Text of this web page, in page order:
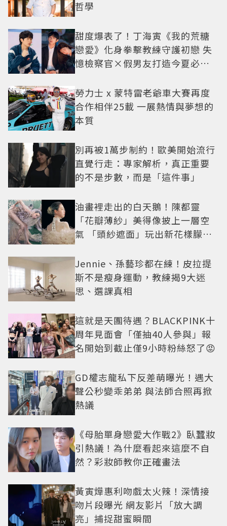
哲學
甜度爆表了！丁海寅《我的荒糖
戀愛》化身拳擊教練守護初戀 失
憶檢察官×假男友打造今夏必看
勞力士 x 蒙特雷老爺車大賽再度
合作相伴25載 一展熱情與夢想的
本質
別再被1萬步制約！歐美開始流行
直覺行走：專家解析，真正重要
的不是步數，而是「這件事」
油畫裡走出的白天鵝！陳都靈
「花瓣薄紗」美得像披上一層空
氣 「頭紗遮面」玩出新花樣朦朧
Jennie、孫藝珍都在練！皮拉提
斯不是瘦身運動，教練揭9大迷
思、選課真相
這就是天團待遇？BLACKPINK十
周年見面會「僅抽40人參與」報
名開始到截止僅9小時粉絲怒了😡
GD權志龍私下反差萌曝光！遇大
聲公秒變乖弟弟 與法師合照再掀
熱議
《母胎單身戀愛大作戰2》臥蠶妝
引熱議！為什麼看起來這麼不自
然？彩妝師教你正確畫法
黃寅燁惠利吻戲太火辣！深情接
吻片段曝光 網友影片「放大調
亮」捕捉甜蜜瞬間